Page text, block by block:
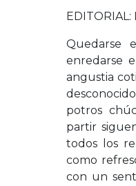
EDITORIAL:
Quedarse
enredarse
angustia
potros
partir
todos los
como
con un